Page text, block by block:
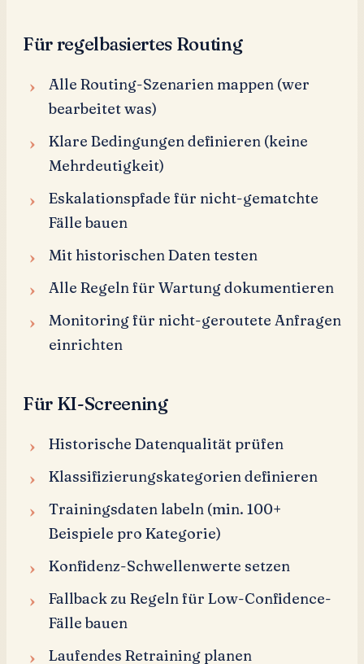
Für regelbasiertes Routing
Alle Routing-Szenarien mappen (wer
bearbeitet was)
Klare Bedingungen definieren (keine
Mehrdeutigkeit)
Eskalationspfade für nicht-gematchte
Fälle bauen
Mit historischen Daten testen
Alle Regeln für Wartung dokumentieren
Monitoring für nicht-geroutete Anfragen
einrichten
Für KI-Screening
Historische Datenqualität prüfen
Klassifizierungskategorien definieren
Trainingsdaten labeln (min. 100+
Beispiele pro Kategorie)
Konfidenz-Schwellenwerte setzen
Fallback zu Regeln für Low-Confidence-
Fälle bauen
Laufendes Retraining planen